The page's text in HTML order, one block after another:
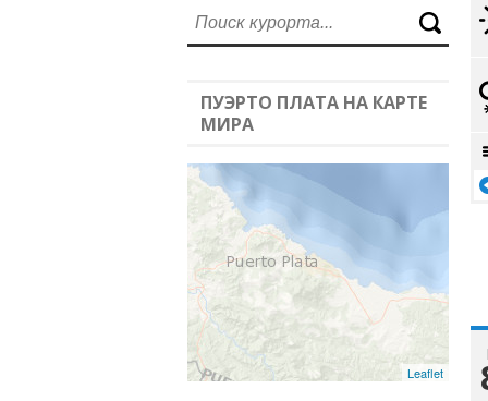
ПУЭРТО ПЛАТА НА КАРТЕ
МИРА
Leaflet